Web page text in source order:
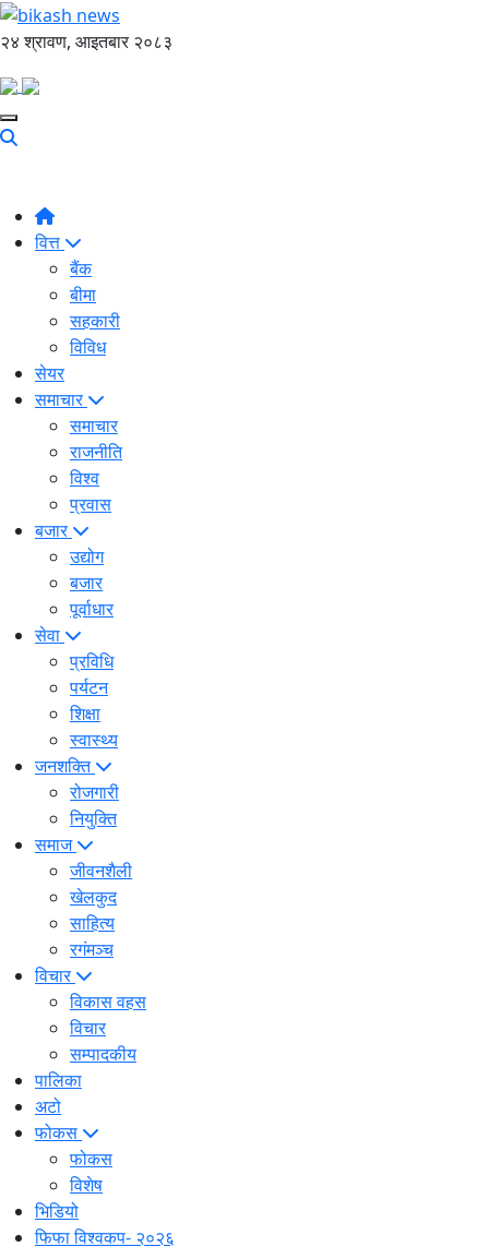
२४ श्रावण, आइतबार २०८३
वित्त
बैंक
बीमा
सहकारी
विविध
सेयर
समाचार
समाचार
राजनीति
विश्व
प्रवास
बजार
उद्योग
बजार
पूर्वाधार
सेवा
प्रविधि
पर्यटन
शिक्षा
स्वास्थ्य
जनशक्ति
रोजगारी
नियुक्ति
समाज
जीवनशैली
खेलकुद
साहित्य
रगंमञ्च
विचार
विकास वहस
विचार
सम्पादकीय
पालिका
अटो
फोकस
फोकस
विशेष
भिडियो
फिफा विश्वकप- २०२६